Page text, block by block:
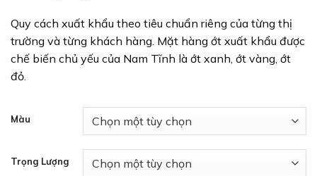
Quy cách xuất khẩu theo tiêu chuẩn riêng của từng thị
trường và từng khách hàng. Mặt hàng ớt xuất khẩu được
chế biến chủ yếu của Nam Tĩnh là ớt xanh, ớt vàng, ớt
đỏ.
Màu
Trọng Lượng